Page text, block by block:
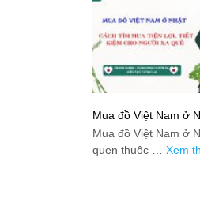
Mua đồ Việt Nam ở
mua tiện lợi, tiết
Mua đồ Việt Nam ở
quen thuộc … Xem